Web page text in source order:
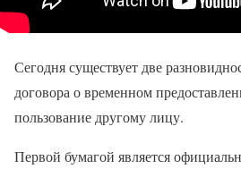
Сегодня существует две
договора о временном
пользование другому лицу.
Первой бумагой является